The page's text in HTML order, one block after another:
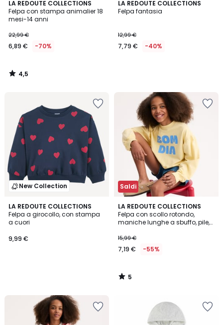
LA REDOUTE COLLECTIONS
Felpa con stampa animalier 18
mesi-14 anni
22,99 €
6,89 € -70%
4,5
/ 5
4,5
/
LA REDOUTE COLLECTIONS
Felpa fantasia
12,99 €
7,79 € -40%
New Collection
LA REDOUTE COLLECTIONS
Felpa a girocollo, con stampa
a cuori
9,99 €
Saldi
LA REDOUTE COLLECTIONS
Felpa con scollo rotondo,
maniche lunghe a sbuffo, pile,
15,99 €
7,19 € -55%
5
/
5
5
/